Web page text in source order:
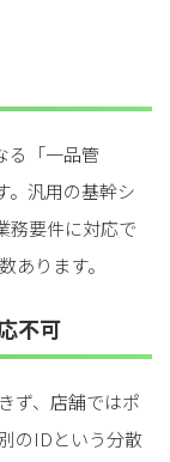
る「一品管
。汎用の基幹シ
務要件に対応で
あります。
不可
ず、店舗ではポ
のIDという分散